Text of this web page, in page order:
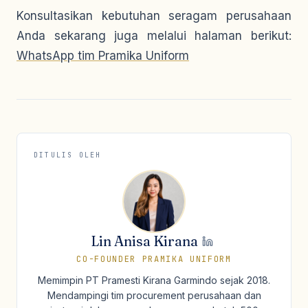
Konsultasikan kebutuhan seragam perusahaan
Anda sekarang juga melalui halaman berikut:
WhatsApp tim Pramika Uniform
DITULIS OLEH
Lin Anisa Kirana
CO-FOUNDER PRAMIKA UNIFORM
Memimpin PT Pramesti Kirana Garmindo sejak 2018.
Mendampingi tim procurement perusahaan dan